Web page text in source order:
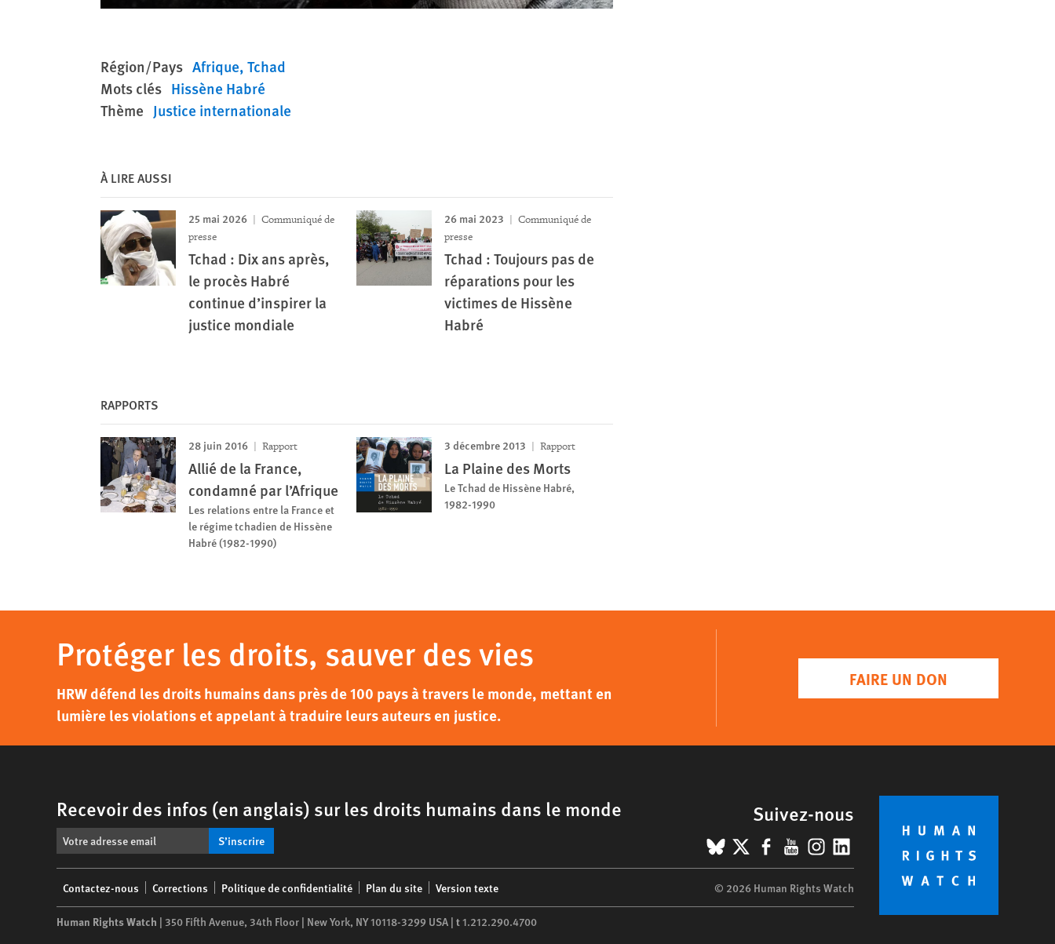
Région/Pays Afrique Tchad
Mots clés Hissène Habré
Thème Justice internationale
À LIRE AUSSI
25 mai 2026
Communiqué de
presse
Tchad : Dix ans après,
le procès Habré
continue d’inspirer la
justice mondiale
26 mai 2023
Communiqué de
presse
Tchad : Toujours pas de
réparations pour les
victimes de Hissène
Habré
RAPPORTS
28 juin 2016 Rapport
Allié de la France,
condamné par l’Afrique
Les relations entre la France et
le régime tchadien de Hissène
Habré (1982-1990)
3 décembre 2013 Rapport
La Plaine des Morts
Le Tchad de Hissène Habré,
1982-1990
Protéger les droits, sauver des vies
HRW défend les droits humains dans près de 100 pays à travers le monde, mettant en
lumière les violations et appelant à traduire leurs auteurs en justice.
FAIRE UN DON
Recevoir des infos (en anglais) sur les droits humains dans le monde
S’inscrire
Suivez-nous
BlueSky
X Facebook
YouTube
Instagram
LinkedIn
menu
Contactez-nous Corrections Politique de confidentialité Plan du site Version texte © 2026 Human Rights Watch
Human Rights Watch | 350 Fifth Avenue, 34th Floor | New York, NY10118-3299 USA | t1.212.290.4700